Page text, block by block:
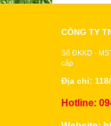
CÔNG TY
Số ĐKKD -
cấp
Địa chỉ: 118/
Hotline: